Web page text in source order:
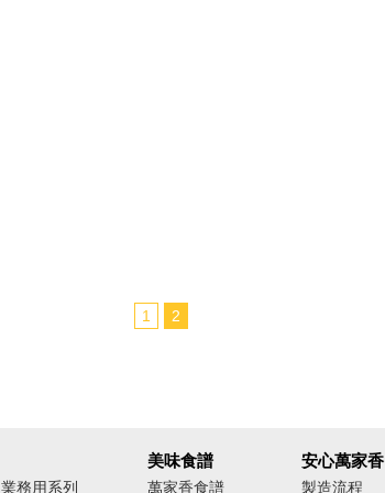
1 2
業務用系列
美味食譜
萬家香食譜
安心萬家香
製造流程